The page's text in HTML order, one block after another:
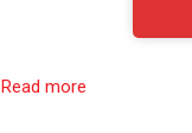
Read more